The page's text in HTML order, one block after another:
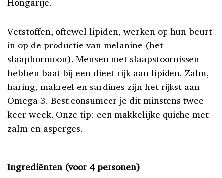
Hongarije.
Vetstoffen, oftewel lipiden, werken op hun beurt
in op de productie van melanine (het
slaaphormoon). Mensen met slaapstoornissen
hebben baat bij een dieet rijk aan lipiden. Zalm,
haring, makreel en sardines zijn het rijkst aan
Omega 3. Best consumeer je dit minstens twee
keer week. Onze tip: een makkelijke quiche met
zalm en asperges.
Ingrediënten (voor 4 personen)